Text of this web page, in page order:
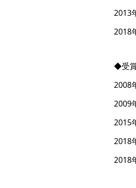
2013
2018
◆受
2008
2009
2015
2018
2018